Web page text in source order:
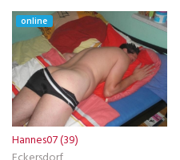
online
Hannes07 (39)